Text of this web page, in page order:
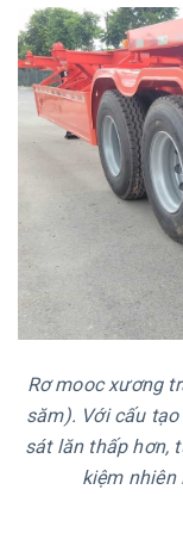
Rơ mooc xương
săm). Với cấu
sát lăn thấp hơn,
kiệm nhiên